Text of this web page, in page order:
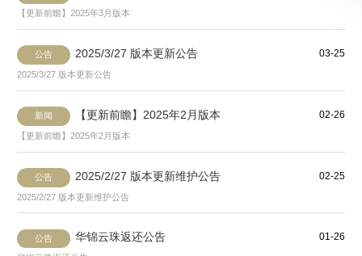
【更新前瞻】2025年3月版本
公告 2025/3/27 版本更新公告 03-25
2025/3/27 版本更新公告
新闻 【更新前瞻】2025年2月版本 02-26
【更新前瞻】2025年2月版本
公告 2025/2/27 版本更新维护公告 02-25
2025/2/27 版本更新维护公告
公告 华锦云珠返还公告 01-26